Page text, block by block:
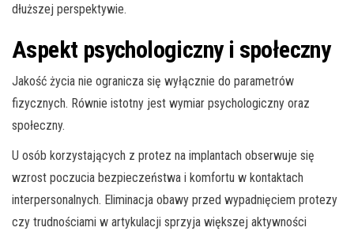
dłuższej perspektywie.
Aspekt psychologiczny i społeczny
Jakość życia nie ogranicza się wyłącznie do parametrów
fizycznych. Równie istotny jest wymiar psychologiczny oraz
społeczny.
U osób korzystających z protez na implantach obserwuje się
wzrost poczucia bezpieczeństwa i komfortu w kontaktach
interpersonalnych. Eliminacja obawy przed wypadnięciem protezy
czy trudnościami w artykulacji sprzyja większej aktywności